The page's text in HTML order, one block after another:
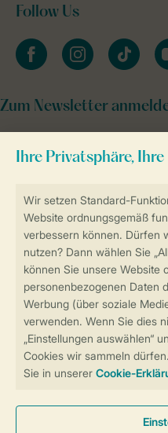
Sicherstellung
Sicher und schnell
Sichere
Sicheres Bezahlen
Follow Us
facebookinstagramtiktok
Zum Newsletter